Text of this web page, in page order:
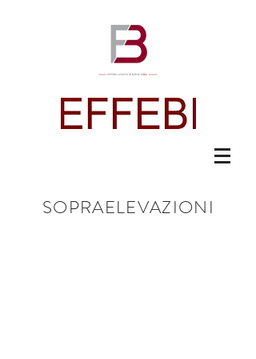
SOPRAELEVAZIONI